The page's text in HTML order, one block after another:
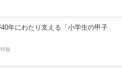
年にわたり支える「小学生の甲子
集